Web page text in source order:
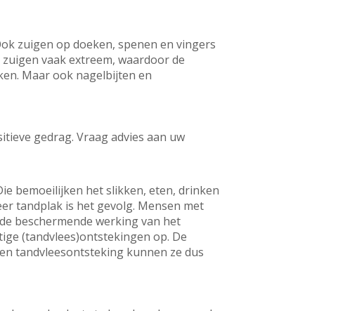
zuigen op doeken, spenen en vingers
vaak extreem, waardoor de
Maar ook nagelbijten en
gedrag. Vraag advies aan uw
bemoeilijken het slikken, eten, drinken
tandplak is het gevolg. Mensen met
beschermende werking van het
(tandvlees)ontstekingen op. De
tandvleesontsteking kunnen ze dus